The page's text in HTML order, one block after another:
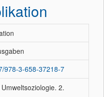
978-3-658-37218-7
2.